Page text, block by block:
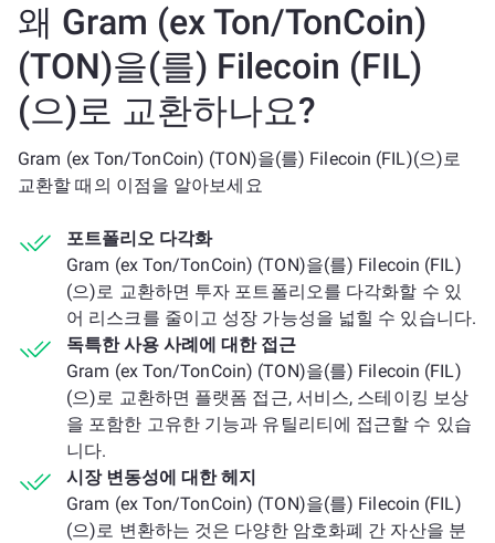
왜 Gram (ex Ton/TonCoin)
(TON)을(를) Filecoin (FIL)
(으)로 교환하나요?
Gram (ex Ton/TonCoin) (TON)을(를) Filecoin (FIL)(으)로
교환할 때의 이점을 알아보세요
포트폴리오 다각화
Gram (ex Ton/TonCoin) (TON)을(를) Filecoin (FIL)
(으)로 교환하면 투자 포트폴리오를 다각화할 수 있
어 리스크를 줄이고 성장 가능성을 넓힐 수 있습니다.
독특한 사용 사례에 대한 접근
Gram (ex Ton/TonCoin) (TON)을(를) Filecoin (FIL)
(으)로 교환하면 플랫폼 접근, 서비스, 스테이킹 보상
을 포함한 고유한 기능과 유틸리티에 접근할 수 있습
니다.
시장 변동성에 대한 헤지
Gram (ex Ton/TonCoin) (TON)을(를) Filecoin (FIL)
(으)로 변환하는 것은 다양한 암호화폐 간 자산을 분